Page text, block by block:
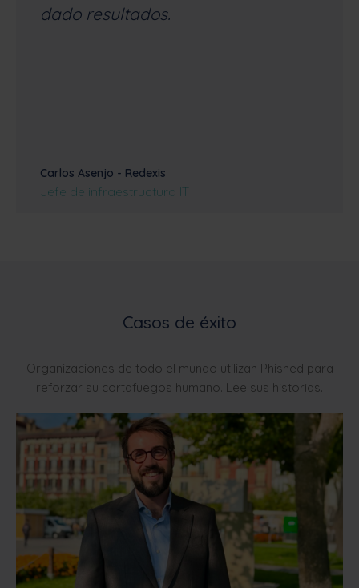
dado resultados.
Carlos Asenjo - Redexis
Jefe de infraestructura IT
Casos de éxito
Organizaciones de todo el mundo utilizan Phished para
reforzar su cortafuegos humano. Lee sus historias.